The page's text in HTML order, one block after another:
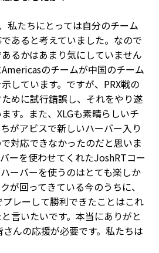
私たちにとっては自分のチーム
あると考えていました。なので
るかはあまり気にしていません
のチームが中国のチーム
しています。ですが、PRX戦の
めに試行錯誤し、それをやり遂
す。また、XLGも素晴らしいチ
がアビスで新しいハーバー入り
対応できなかったのだと思いま
ーを使わせてくれたJoshRTコー
ーバーを使うのはとても楽しか
が回ってきている今のうちに、
レーして勝利できたことはこれ
言いたいです。本当にありがと
んの応援が必要です。私たちは